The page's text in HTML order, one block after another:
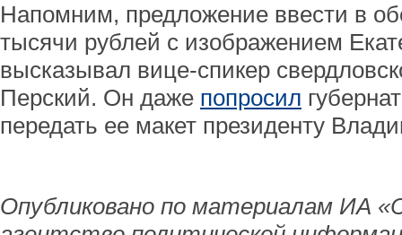
Напомним, предложение ввести в
тысячи рублей с изображением
высказывал вице-спикер
Перский. Он даже попросил
передать ее макет президенту
Опубликовано по материалам ИА